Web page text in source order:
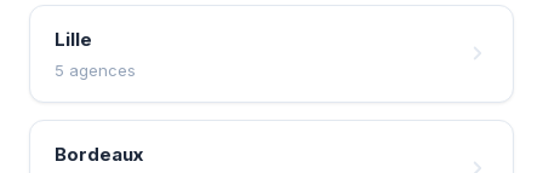
Lille
5 agences
Bordeaux